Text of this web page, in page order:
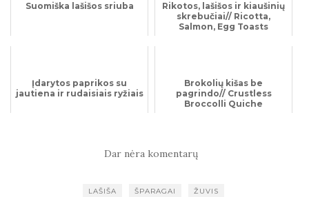
Suomiška lašišos sriuba
Rikotos, lašišos ir kiaušinių
skrebučiai// Ricotta,
Salmon, Egg Toasts
Įdarytos paprikos su
jautiena ir rudaisiais ryžiais
Brokolių kišas be
pagrindo// Crustless
Broccolli Quiche
Dar nėra komentarų
LAŠIŠA ŠPARAGAI ŽUVIS